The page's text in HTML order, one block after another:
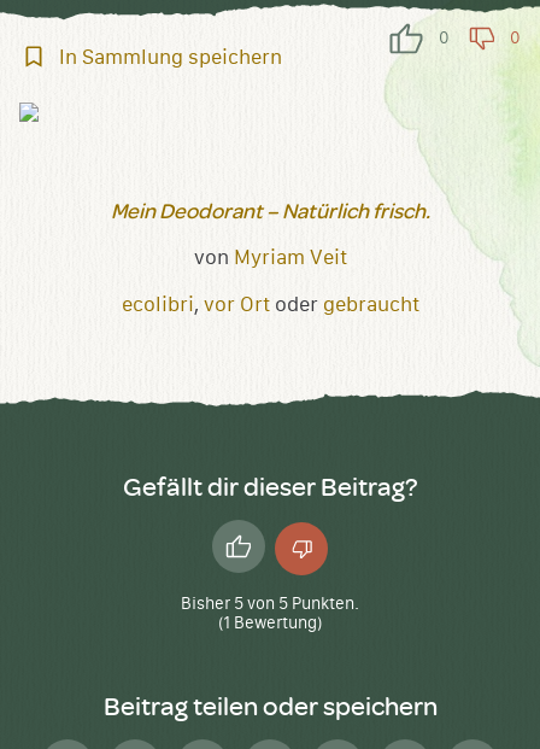
0 0
In
speichern
In Sammlung speichern
Mein Deodorant – Natürlich frisch.
von Myriam Veit
ecolibri, vor Ortoder gebraucht
Gefällt dir dieser Beitrag?
Daumen
hoch
Daumen
runter
Bisher 5von 5 Punkten.
(1 Bewertung)
Beitrag teilen oder speichern